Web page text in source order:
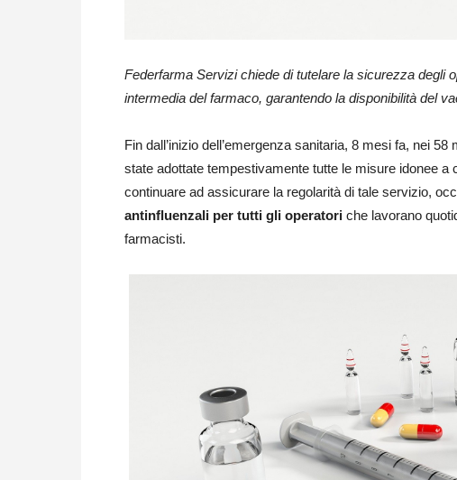
Federfarma Servizi chiede di tutelare la sicurezza degli
intermedia del farmaco, garantendo la disponibilità del
Fin dall’inizio dell’emergenza sanitaria, 8 mesi fa, nei
state adottate tempestivamente tutte le misure idonee
continuare ad assicurare la regolarità di tale servizio,
antinfluenzali per tutti gli operatori che lavorano
farmacisti.